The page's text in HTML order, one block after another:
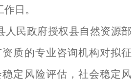
日。
人民政府授权县自然资源部
质的专业咨询机构对拟征
定风险评估，社会稳定风